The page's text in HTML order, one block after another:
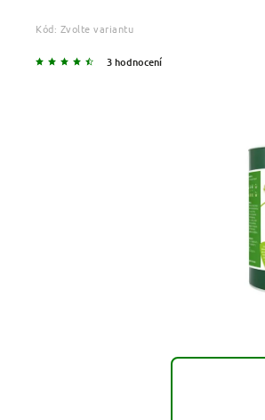
Kód: Zvolte variantu
3 hodnocení